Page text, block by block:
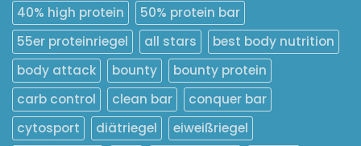
40% high protein
50% protein bar
55er proteinriegel
all stars
best body nutrition
body attack
bounty
bounty protein
carb control
clean bar
conquer bar
cytosport
diätriegel
eiweißriegel